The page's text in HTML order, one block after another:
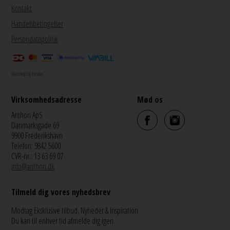
Kontakt
Handelsbetingelser
Persondatapolitik
Webshop by Bewise
Virksomhedsadresse
Anthon ApS
Danmarksgade 69
9900 Frederikshavn
Telefon: 9842 5600
CVR-nr.: 13 63 69 07
info@anthon.dk
Mød os
Tilmeld dig vores nyhedsbrev
Modtag Eksklusive tilbud, Nyheder & Inspiration
Du kan til enhver tid afmelde dig igen.